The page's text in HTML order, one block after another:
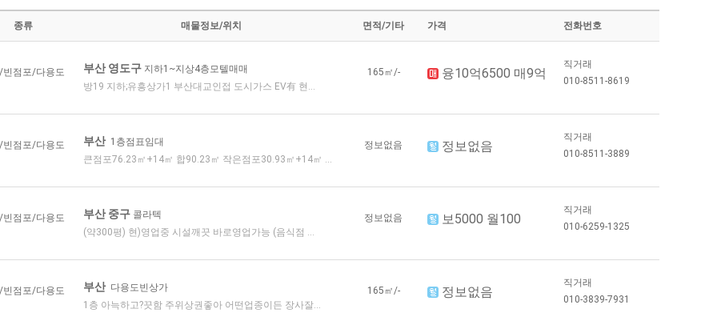
종류 매물정보/위치 면적/기타 가격 전화번호
빈점포/다용도 부산 영도구 지하1~지상4층모텔매매
방19 지하;유흥상가1 부산대교인접 도시가스 EV有 현...
165㎡/- 융10억6500 매9억
직거래
010-8511-8619
빈점포/다용도 부산 1층점표임대
큰점포76.23㎡+14㎡ 합90.23㎡ 작은점포30.93㎡+14㎡ ...
정보없음 정보없음
직거래
010-8511-3889
빈점포/다용도 부산 중구 콜라텍
(약300평) 현)영업중 시설깨끗 바로영업가능 (음식점 ...
정보없음 보5000 월100
직거래
010-6259-1325
빈점포/다용도 부산 다용도빈상가
1층 아늑하고?끗함 주위상권좋아 어떤업종이든 장사잘...
165㎡/- 정보없음
직거래
010-3839-7931